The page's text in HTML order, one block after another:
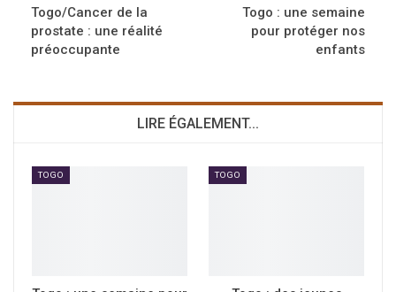
Togo/Cancer de la
prostate : une réalité
préoccupante
Togo : une semaine
pour protéger nos
enfants
LIRE ÉGALEMENT...
TOGO TOGO